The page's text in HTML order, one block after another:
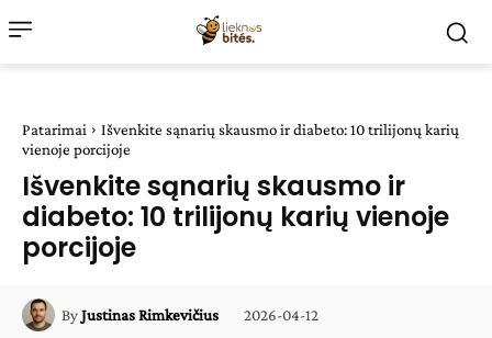
Patarimai
Išvenkite sąnarių skausmo ir diabeto: 10 trilijonų karių
vienoje porcijoje
Išvenkite sąnarių skausmo ir
diabeto: 10 trilijonų karių vienoje
porcijoje
ByJustinas Rimkevičius 2026-04-12